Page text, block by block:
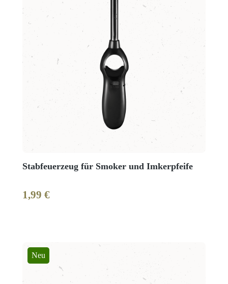
Stabfeuerzeug für Smoker und Imkerpfeife
Regulärer Preis:
1,99 €
Neu